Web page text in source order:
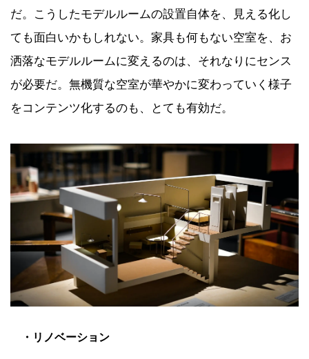
だ。こうしたモデルルームの設置自体を、見える化し
ても面白いかもしれない。家具も何もない空室を、お
洒落なモデルルームに変えるのは、それなりにセンス
が必要だ。無機質な空室が華やかに変わっていく様子
をコンテンツ化するのも、とても有効だ。
・リノベーション